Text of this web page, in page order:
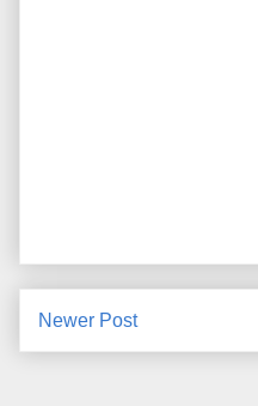
Newer Post